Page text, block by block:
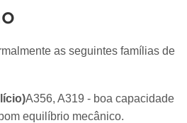
as seguintes famílias de
A356, A319 - boa capacidade
equilíbrio mecânico.